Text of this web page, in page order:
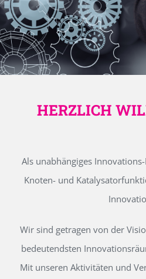
HERZLICH
Als unabhängiges
Knoten- und
Wir sind getragen von der
bedeutendsten
Mit unseren Aktivitäten und